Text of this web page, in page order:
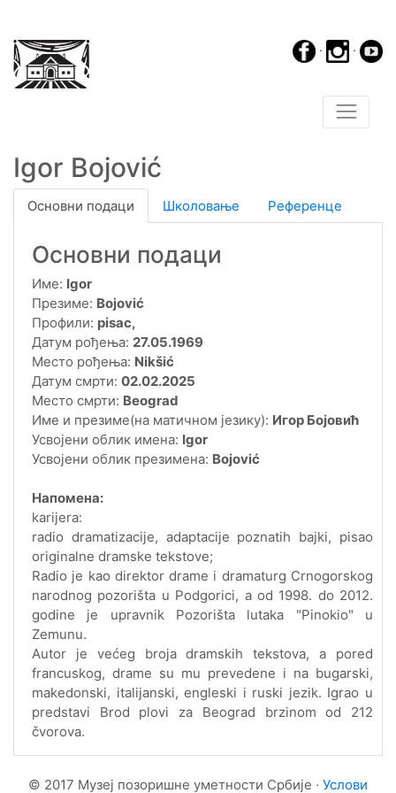
· ·
Igor Bojović
Основни подаци Школовање Референце
Основни подаци
Име: Igor
Презиме: Bojović
Профили: pisac,
Датум рођења: 27.05.1969
Место рођења: Nikšić
Датум смрти: 02.02.2025
Место смрти: Beograd
Име и презиме(на матичном језику): Игор Бојовић
Усвојени облик имена: Igor
Усвојени облик презимена: Bojović
Напомена:
karijera:
radio dramatizacije, adaptacije poznatih bajki, pisao
originalne dramske tekstove;
Radio je kao direktor drame i dramaturg Crnogorskog
narodnog pozorišta u Podgorici, a od 1998. do 2012.
godine je upravnik Pozorišta lutaka "Pinokio" u
Zemunu.
Autor je većeg broja dramskih tekstova, a pored
francuskog, drame su mu prevedene i na bugarski,
makedonski, italijanski, engleski i ruski jezik. Igrao u
predstavi Brod plovi za Beograd brzinom od 212
čvorova.
© 2017 Музеј позоришне уметности Србије · Услови